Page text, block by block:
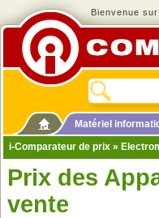
Bienvenue
Matériel
i-Comparateur de prix »
Prix des
vente